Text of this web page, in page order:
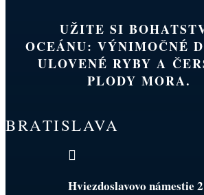
UŽITE SI
OCEÁNU: VÝNIMOČNÉ
ULOVENÉ RYBY A
PLODY MORA.
BRATISLAVA

Hviezdoslavovo námestie